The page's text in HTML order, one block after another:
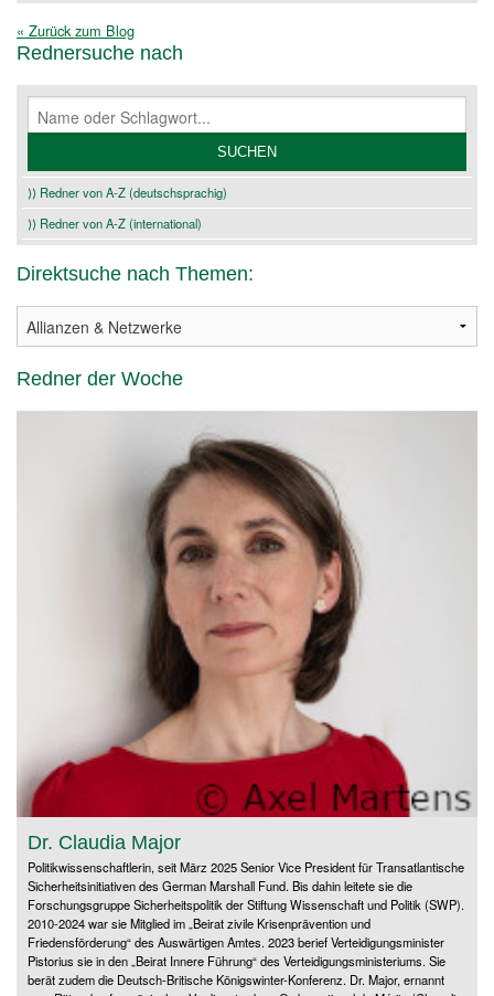
« Zurück zum Blog
Rednersuche nach
⟩⟩ Redner von A-Z (deutschsprachig)
⟩⟩ Redner von A-Z (international)
Direktsuche nach Themen:
Redner der Woche
Dr. Claudia Major
Politikwissenschaftlerin, seit März 2025 Senior Vice President für Transatlantische
Sicherheitsinitiativen des German Marshall Fund. Bis dahin leitete sie die
Forschungsgruppe Sicherheitspolitik der Stiftung Wissenschaft und Politik (SWP).
2010-2024 war sie Mitglied im „Beirat zivile Krisenprävention und
Friedensförderung“ des Auswärtigen Amtes. 2023 berief Verteidigungsminister
Pistorius sie in den „Beirat Innere Führung“ des Verteidigungsministeriums. Sie
berät zudem die Deutsch-Britische Königswinter-Konferenz. Dr. Major, ernannt